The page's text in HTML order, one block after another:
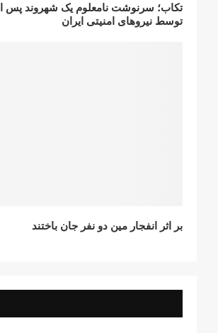
تکاب؛ سرنوشت نامعلوم یک شهروند پس
توسط نیروهای امنیتی ایران
بر اثر انفجار مین دو نفر جان باختند